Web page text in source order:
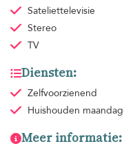
Sateliettelevisie
Stereo
TV
Diensten:
Zelfvoorzienend
Huishouden
Meer informatie: